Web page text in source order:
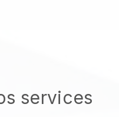
services